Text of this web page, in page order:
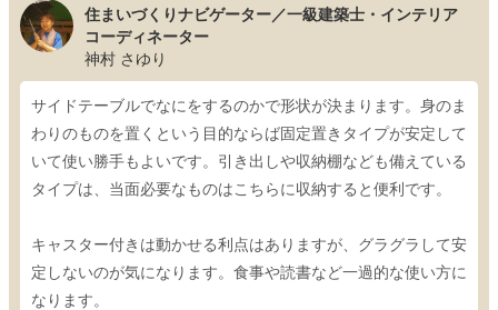
住まいづくりナビゲーター／一級建築士・インテリア
コーディネーター
神村 さゆり
サイドテーブルでなにをするのかで形状が決まります。身のま
わりのものを置くという目的ならば固定置きタイプが安定して
いて使い勝手もよいです。引き出しや収納棚なども備えている
タイプは、当面必要なものはこちらに収納すると便利です。
キャスター付きは動かせる利点はありますが、グラグラして安
定しないのが気になります。食事や読書など一過的な使い方に
なります。